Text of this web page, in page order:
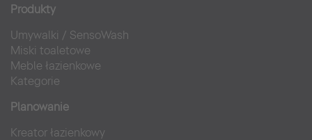
Produkty
Umywalki / SensoWash
Miski toaletowe
Meble łazienkowe
Kategorie
Planowanie
Kreator łazienkowy